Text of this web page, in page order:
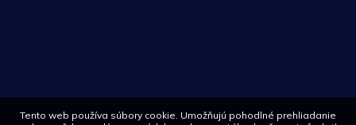
Tento web používa súbory cookie. Umožňujú pohodlné prehliadanie
568